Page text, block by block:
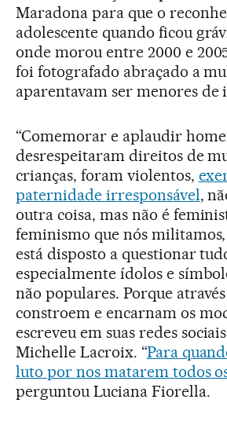
Maradona para que o
adolescente quando ficou
onde morou entre 2000 e
foi fotografado abraçado a
aparentavam ser menores de
“Comemorar e aplaudir
desrespeitaram direitos de
crianças, foram violentos,
paternidade irresponsável,
outra coisa, mas não é
feminismo que nós militamos,
está disposto a questionar
especialmente ídolos e
não populares. Porque
constroem e encarnam os
escreveu em suas redes
Michelle Lacroix. “Para
luto por nos matarem todos
perguntou Luciana Fiorella.